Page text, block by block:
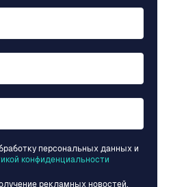
персональных данных и
конфиденциальности
рекламных новостей,